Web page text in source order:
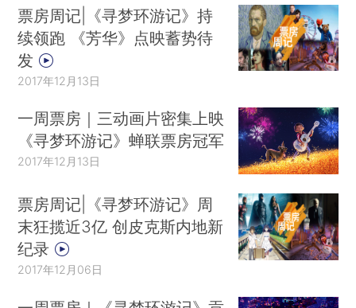
票房周记|《寻梦环游记》持
续领跑 《芳华》点映蓄势待
发
2017年12月13日
一周票房｜三动画片密集上映
《寻梦环游记》蝉联票房冠军
2017年12月13日
票房周记|《寻梦环游记》周
末狂揽近3亿 创皮克斯内地新
纪录
2017年12月06日